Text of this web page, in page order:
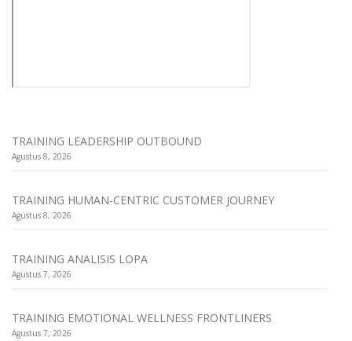
TRAINING LEADERSHIP OUTBOUND
Agustus 8, 2026
TRAINING HUMAN-CENTRIC CUSTOMER JOURNEY
Agustus 8, 2026
TRAINING ANALISIS LOPA
Agustus 7, 2026
TRAINING EMOTIONAL WELLNESS FRONTLINERS
Agustus 7, 2026